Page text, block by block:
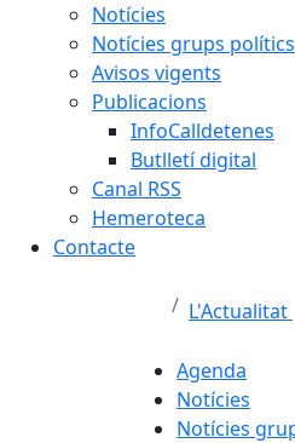
Notícies
Notícies grups polítics
Avisos vigents
Publicacions
InfoCalldetenes
Butlletí digital
Canal RSS
Hemeroteca
Contacte
L'Actualitat
Agenda
Notícies
Notícies